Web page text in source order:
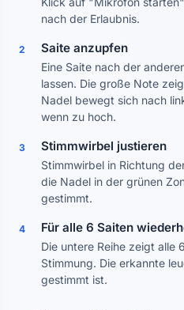
nach der Erlaubnis.
2 Saite anzupfen
Eine Saite nach der
lassen. Die große Note
Nadel bewegt sich nach
wenn zu hoch.
3 Stimmwirbel justieren
Stimmwirbel in Richtung
die Nadel in der grünen
gestimmt.
4 Für alle 6 Saiten
Die untere Reihe zeigt alle
Stimmung. Die erkannte
gestimmt ist.